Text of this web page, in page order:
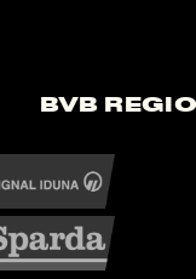
BVB